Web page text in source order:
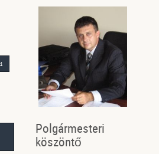
Polgármesteri
köszöntő